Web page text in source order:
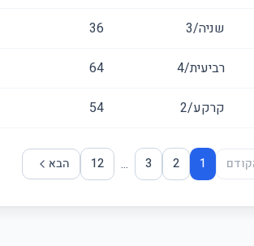
שניה/3 36
רביעית/4 64
קרקע/2 54
1
2
3
...
12 הבא